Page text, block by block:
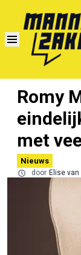
Romy
met
Nieuws
door Elise van